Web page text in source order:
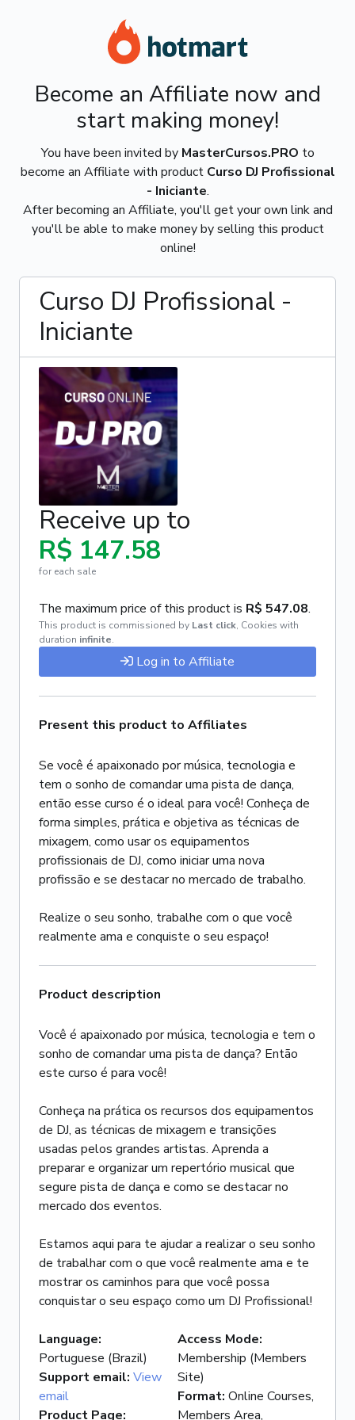
Become an Affiliate now and
start making money!
You have been invited by MasterCursos.PRO to
become an Affiliate with product Curso DJ Profissional
- Iniciante.
After becoming an Affiliate, you'll get your own link and
you'll be able to make money by selling this product
online!
Curso DJ Profissional -
Iniciante
Receive up to
R$ 147.58
for each sale
The maximum price of this product is R$ 547.08.
This product is commissioned by Last click, Cookies with
duration infinite.
Log in to Affiliate
Present this product to Affiliates
Se você é apaixonado por música, tecnologia e
tem o sonho de comandar uma pista de dança,
então esse curso é o ideal para você! Conheça de
forma simples, prática e objetiva as técnicas de
mixagem, como usar os equipamentos
profissionais de DJ, como iniciar uma nova
profissão e se destacar no mercado de trabalho.
Realize o seu sonho, trabalhe com o que você
realmente ama e conquiste o seu espaço!
Product description
Você é apaixonado por música, tecnologia e tem o
sonho de comandar uma pista de dança? Então
este curso é para você!
Conheça na prática os recursos dos equipamentos
de DJ, as técnicas de mixagem e transições
usadas pelos grandes artistas. Aprenda a
preparar e organizar um repertório musical que
segure pista de dança e como se destacar no
mercado dos eventos.
Estamos aqui para te ajudar a realizar o seu sonho
de trabalhar com o que você realmente ama e te
mostrar os caminhos para que você possa
conquistar o seu espaço como um DJ Profissional!
Language:
Portuguese (Brazil)
Support email: View
email
Product Page:
Access Mode:
Membership (Members
Site)
Format: Online Courses,
Members Area,